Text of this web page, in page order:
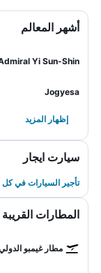
أشهر المعالم
Yi Sun-Shin
Jogyesa
إظهار المزيد
سيارت ايجار
تأجير السيارات في
المطارات القريبة
مطار غيمبو